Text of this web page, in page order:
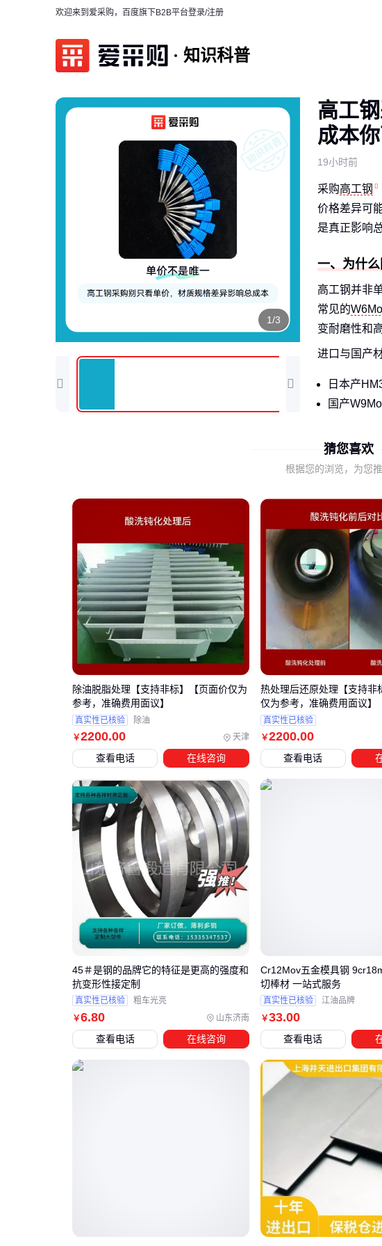
欢迎来到爱采购，百度旗下B2B平台登录/注册
知识科普
1/3
高工
成本
19小时前
采购高工钢
价格差异可
是真正影响
一、为什
高工钢并非
常见的
变耐磨性和
进口与国产
日本产
国产
这些本质差
的实际加工
二、规格参
硬度、耐磨
以上的
反而更经济
表面处理工
精磨圆棒
热轧材料
黑皮料价
这些隐藏变
体使用场景
三、高工
选择高工钢
以下场景需
连续高强
精密加工
特殊材料
当预算有限
某些复合材
性有特定要求
关键选型步
比不同规格
力。这样能
具的隐性损
需要配备更
入整体生产
四、采购
高工钢的性
者只关注钢
猜您喜欢
根据您的浏览，为您
￥2200.00 天津
除油脱脂处理【支持非标】【页面价仅为
参考，准确费用面议】
真实性已核验 除油
查看电话 在线咨询
￥2200.00
热处理后还原处理【支持非
仅为参考，准确费用面议】
真实性已核验
查看电话
￥6.80 山东济南
45＃是钢的品牌它的特征是更高的强度和
抗变形性接定制
真实性已核验 粗车光亮
查看电话 在线咨询
￥33.00
Cr12Mov五金模具钢
切棒材 一站式服务
真实性已核验 江油品牌
查看电话